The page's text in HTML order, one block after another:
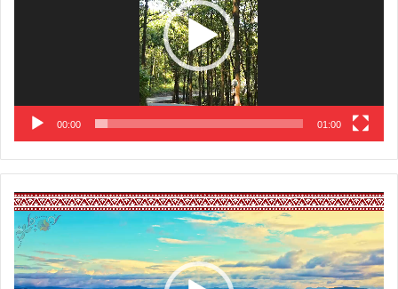
00:00 01:00
Video
Player